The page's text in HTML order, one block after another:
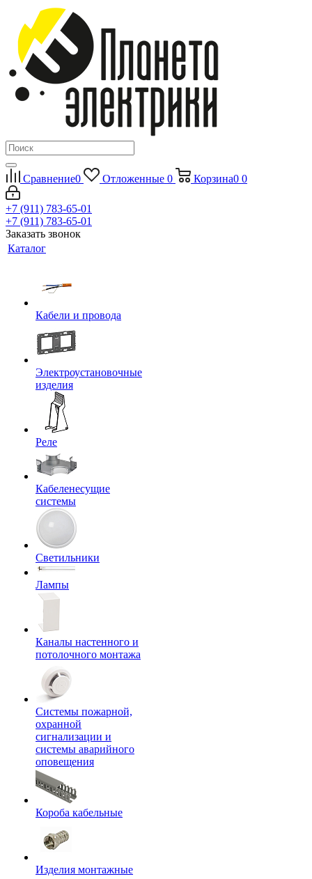
Сравнение0 Отложенные 0 Корзина0 0
+7 (911) 783-65-01
+7 (911) 783-65-01
Заказать звонок
Каталог
Кабели и провода
Электроустановочные
изделия
Реле
Кабеленесущие
системы
Светильники
Лампы
Каналы настенного и
потолочного монтажа
Системы пожарной,
охранной
сигнализации и
системы аварийного
оповещения
Короба кабельные
Изделия монтажные